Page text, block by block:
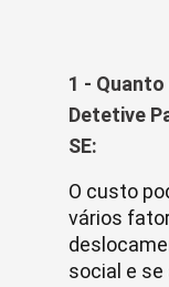
1 -
Detetive
SE:
O custo
vários
social e